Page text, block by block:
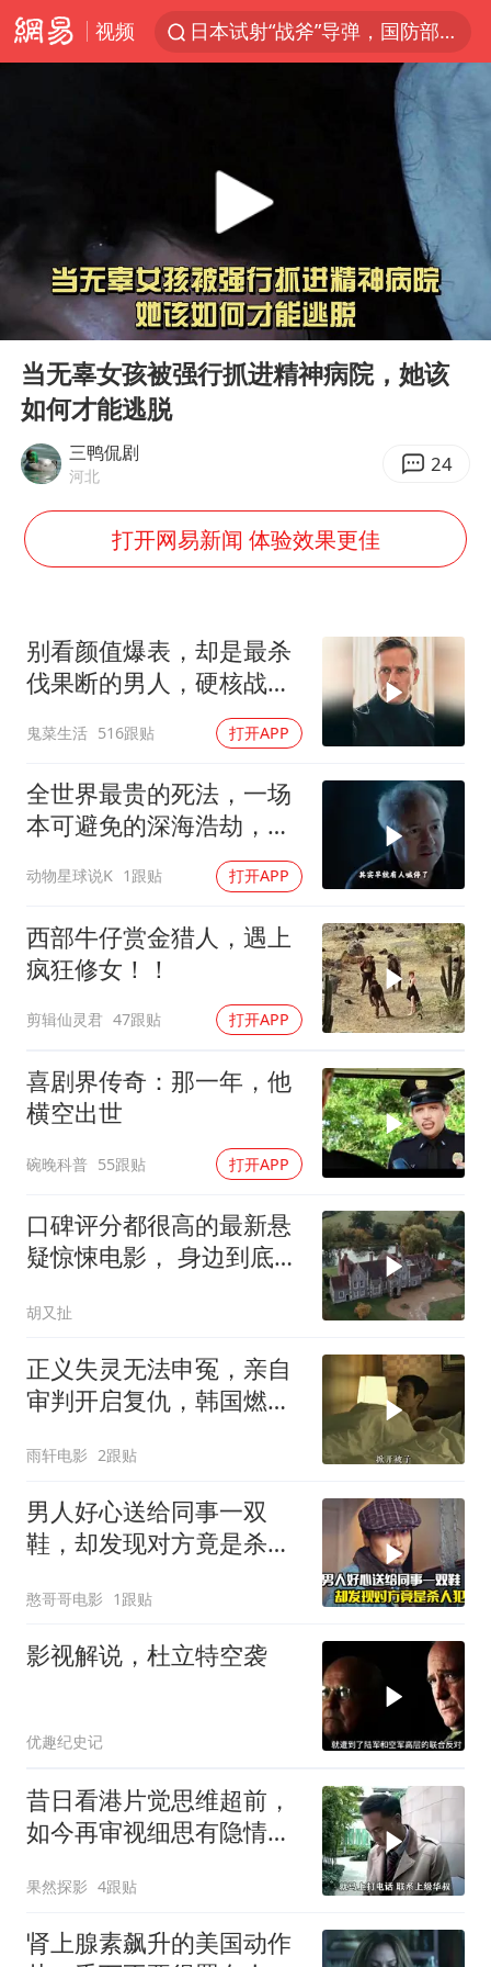
视频
日本试射“战斧”导弹，国防部回应
东航：国内客票提前14天免费退改
台风白海豚中心风力增强
超颖电子拟投资20.86亿建设新项目
“新疆阿勒泰八月能滑雪”不实
刘国正说向鹏打得很窝囊
我国外贸延续良好增长态势
宇树科技中一签需缴款7.54万元
百花奖开幕式
夯实基础开新局
Play
00:00
当无辜女孩被强行抓进精神病院，她该
如何才能逃脱
三鸭侃剧
河北 24
打开网易新闻 体验效果更佳
别看颜值爆表，却是最杀
伐果断的男人，硬核战术
鬼菜生活 516跟贴 打开APP
全世界最贵的死法，一场
本可避免的深海浩劫，
180万一张深海船票，载
着5名追梦人奔赴3800米
深海
动物星球说K 1跟贴 打开APP
西部牛仔赏金猎人，遇上
疯狂修女！！
剪辑仙灵君 47跟贴 打开APP
喜剧界传奇：那一年，他
横空出世
碗晚科普 55跟贴 打开APP
口碑评分都很高的最新悬
疑惊悚电影， 身边到底可
胡又扯
正义失灵无法申冤，亲自
审判开启复仇，韩国燃爽
雨轩电影 2跟贴
男人好心送给同事一双
鞋，却发现对方竟是杀人
憨哥哥电影 1跟贴
影视解说，杜立特空袭
优趣纪史记
昔日看港片觉思维超前，
如今再审视细思有隐情，
果然探影 4跟贴
肾上腺素飙升的美国动作